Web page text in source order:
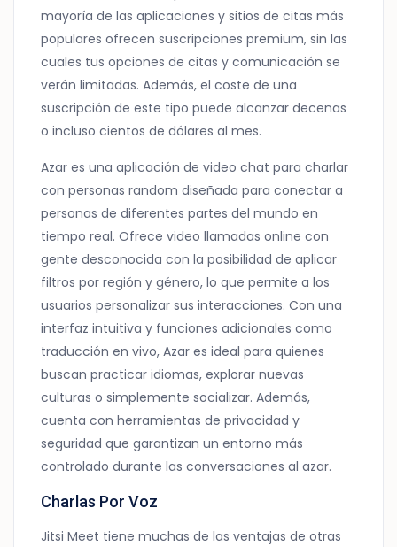
mayoría de las aplicaciones y sitios de citas más
populares ofrecen suscripciones premium, sin las
cuales tus opciones de citas y comunicación se
verán limitadas. Además, el coste de una
suscripción de este tipo puede alcanzar decenas
o incluso cientos de dólares al mes.
Azar es una aplicación de video chat para charlar
con personas random diseñada para conectar a
personas de diferentes partes del mundo en
tiempo real. Ofrece video llamadas online con
gente desconocida con la posibilidad de aplicar
filtros por región y género, lo que permite a los
usuarios personalizar sus interacciones. Con una
interfaz intuitiva y funciones adicionales como
traducción en vivo, Azar es ideal para quienes
buscan practicar idiomas, explorar nuevas
culturas o simplemente socializar. Además,
cuenta con herramientas de privacidad y
seguridad que garantizan un entorno más
controlado durante las conversaciones al azar.
Charlas Por Voz
Jitsi Meet tiene muchas de las ventajas de otras